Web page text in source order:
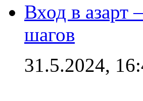
Вход в азарт
шагов
31.5.2024,